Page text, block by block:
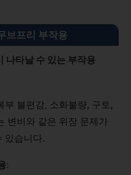
브프리 부작용
나타날 수 있는 부작용
부 불편감, 소화불량, 구토,
변비와 같은 위장 문제가
있습니다.
: